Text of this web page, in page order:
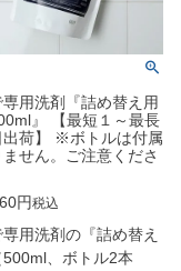
用洗剤『詰め替え用
』 【最短１～最長
出荷】 ※ボトルは付属
ません。ご注意くださ
税込
用洗剤の『詰め替え
、ボトル2本